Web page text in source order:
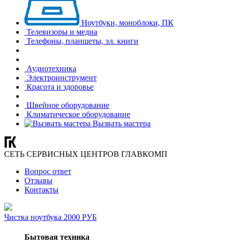
Ноутбуки, моноблоки, ПК
Телевизоры и медиа
Телефоны, планшеты, эл. книги
Аудиотехника
Электроинструмент
Красота и здоровье
Швейное оборудование
Климатическое оборудование
Вызвать мастера
СЕТЬ СЕРВИСНЫХ ЦЕНТРОВ ГЛАВКОМП
Вопрос ответ
Отзывы
Контакты
Чистка ноутбука 2000 РУБ
Бытовая техника